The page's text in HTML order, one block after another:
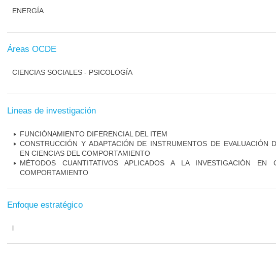
ENERGÍA
Áreas OCDE
CIENCIAS SOCIALES - PSICOLOGÍA
Lineas de investigación
FUNCIÓNAMIENTO DIFERENCIAL DEL ITEM
CONSTRUCCIÓN Y ADAPTACIÓN DE INSTRUMENTOS DE EVALUACIÓN
EN CIENCIAS DEL COMPORTAMIENTO
MÉTODOS CUANTITATIVOS APLICADOS A LA INVESTIGACIÓN EN
COMPORTAMIENTO
Enfoque estratégico
l